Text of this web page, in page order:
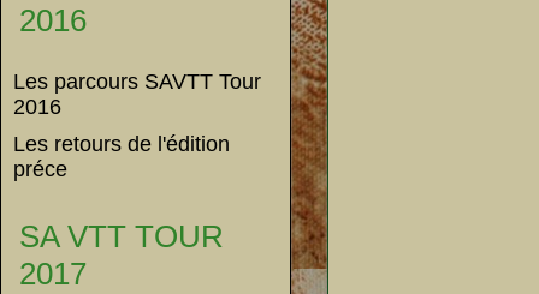
2016
Les parcours SAVTT Tour
2016
Les retours de l'édition
préce
SA VTT TOUR
2017